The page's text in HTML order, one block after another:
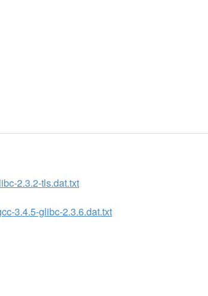
2.3.2-tls.dat.txt
3.4.5-glibc-2.3.6.dat.txt